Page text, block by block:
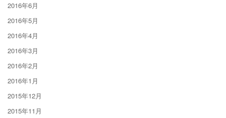
2016年6月
2016年5月
2016年4月
2016年3月
2016年2月
2016年1月
2015年12月
2015年11月